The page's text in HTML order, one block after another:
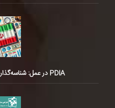
PDIA در عمل: شناسه‌گذاری بودجه و طبقه‌بندی آن